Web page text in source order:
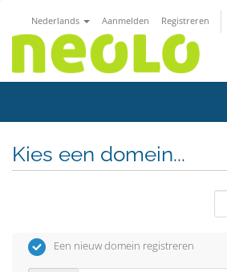
Nederlands Aanmelden Registreren
Kies een domein...
Een nieuw domein registreren